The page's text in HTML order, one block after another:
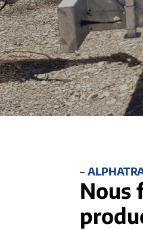
–
Nous